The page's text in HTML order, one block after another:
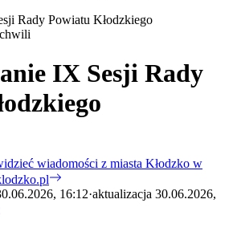
IX Sesji Rady
wiadomości z miasta Kłodzko w
16:12·aktualizacja 30.06.2026,